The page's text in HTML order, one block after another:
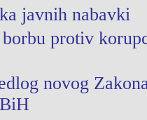
javnih nabavki
protiv
novog